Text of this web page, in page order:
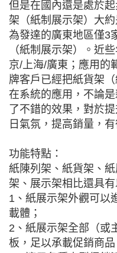
但是在國內還是處於
架（紙制展示架）大
為發達的廣東地區僅3
（紙制展示架）。近
京/上海/廣東；應用的
牌客戶已經把紙貨架
在系統的應用，不論
了不錯的效果，對於
日氣氛，提高銷量，有
功能特點：
紙陳列架、紙貨架、
架、展示架相比還具有
1、紙展示架外觀可以
載體；
2、紙展示架全部（或
板，足以承載促銷商